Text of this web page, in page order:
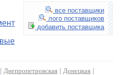
все поставщики
лого поставщиков
добавить поставщика
Днепропетровская Донецкая